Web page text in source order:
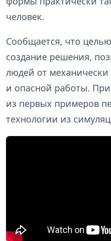
человек.
Сообщается, что
создание решения,
людей от
и опасной работы.
из первых примеров
технологии из